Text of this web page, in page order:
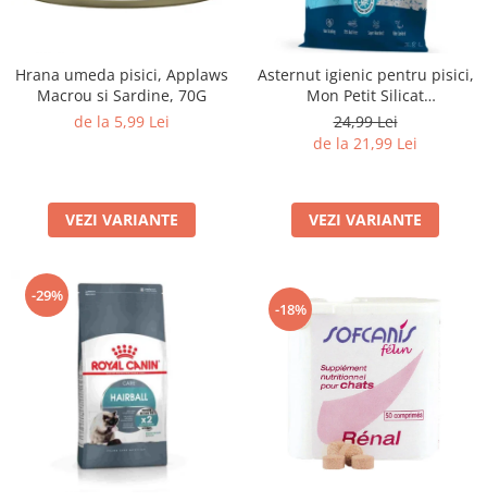
Reptile
Igiena reptile
Decoruri terarii
Incalzitoare si pompe terarii
Suplimente vitamino minerale
reptile
Iazuri
Igiena Iazuri
Conditioner apa iaz
Hrana pesti iazuri
Teste apa iaz
Pompe iaz
Hrana umeda pisici, Applaws
Macrou si Sardine, 70G
de la 5,99 Lei
VEZI VARIANTE
Asternut igienic pentru pisici,
Mon Petit Silicat
Antibacterian, 3.8L
24,99 Lei
de la 21,99 Lei
VEZI VARIANTE
-29%
-18%